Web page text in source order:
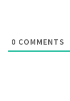
0 COMMENTS